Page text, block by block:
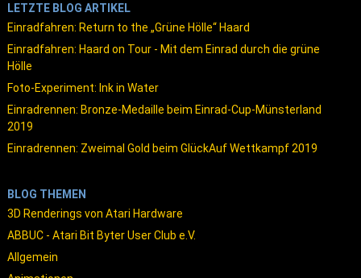
LETZTE BLOG ARTIKEL
Einradfahren: Return to the „Grüne Hölle“ Haard
Einradfahren: Haard on Tour - Mit dem Einrad durch die grüne
Hölle
Foto-Experiment: Ink in Water
Einradrennen: Bronze-Medaille beim Einrad-Cup-Münsterland
2019
Einradrennen: Zweimal Gold beim GlückAuf Wettkampf 2019
BLOG THEMEN
3D Renderings von Atari Hardware
ABBUC - Atari Bit Byter User Club e.V.
Allgemein